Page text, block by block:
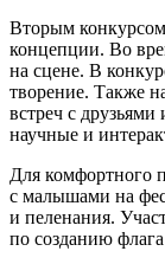
Вторым конкурсом
концепции. Во
на сцене. В
творение. Также
встреч с
научные и
Для комфортного
с малышами на
и пеленания.
по созданию